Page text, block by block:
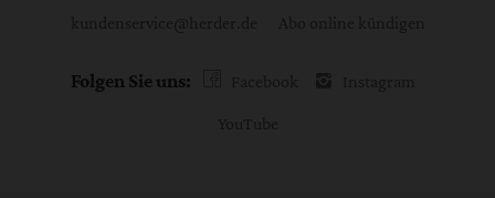
Folgen Sie uns: